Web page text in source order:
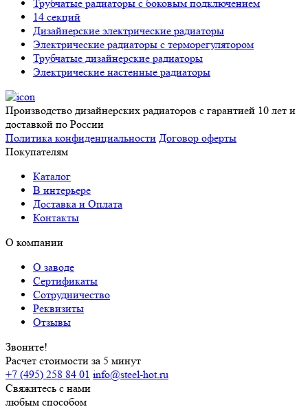
Трубчатые радиаторы с боковым подключением
14 секций
Дизайнерские электрические радиаторы
Электрические радиаторы с терморегулятором
Трубчатые дизайнерские радиаторы
Электрические настенные радиаторы
Производство дизайнерских радиаторов с гарантией 10 лет и
доставкой по России
Политика конфиденциальности Договор оферты
Покупателям
Каталог
В интерьере
Доставка и Оплата
Контакты
О компании
О заводе
Сертификаты
Сотрудничество
Реквизиты
Отзывы
Звоните!
Расчет стоимости за 5 минут
+7 (495) 258 84 01 info@steel-hot.ru
Свяжитесь с нами
любым способом